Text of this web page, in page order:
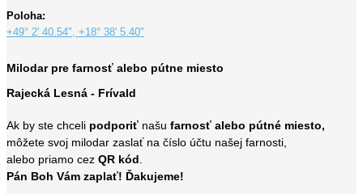
Poloha:
+49° 2' 40.54", +18° 38' 5.40"
Milodar pre farnosť alebo pútne miesto
Rajecká Lesná - Frívald
Ak by ste chceli podporiť našu farnosť alebo pútné miesto,
môžete svoj milodar zaslať na číslo účtu našej farnosti,
alebo priamo cez QR kód.
Pán Boh Vám zaplať! Ďakujeme!